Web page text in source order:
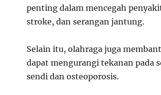
penting dalam mencegah
stroke, dan serangan jantung.
Selain itu, olahraga juga
dapat mengurangi tekanan pada
sendi dan osteoporosis.